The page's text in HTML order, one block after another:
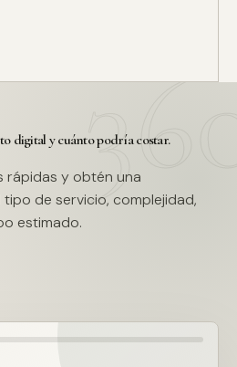
digital y cuánto podría costar.
rápidas y obtén una
de servicio, complejidad,
estimado.